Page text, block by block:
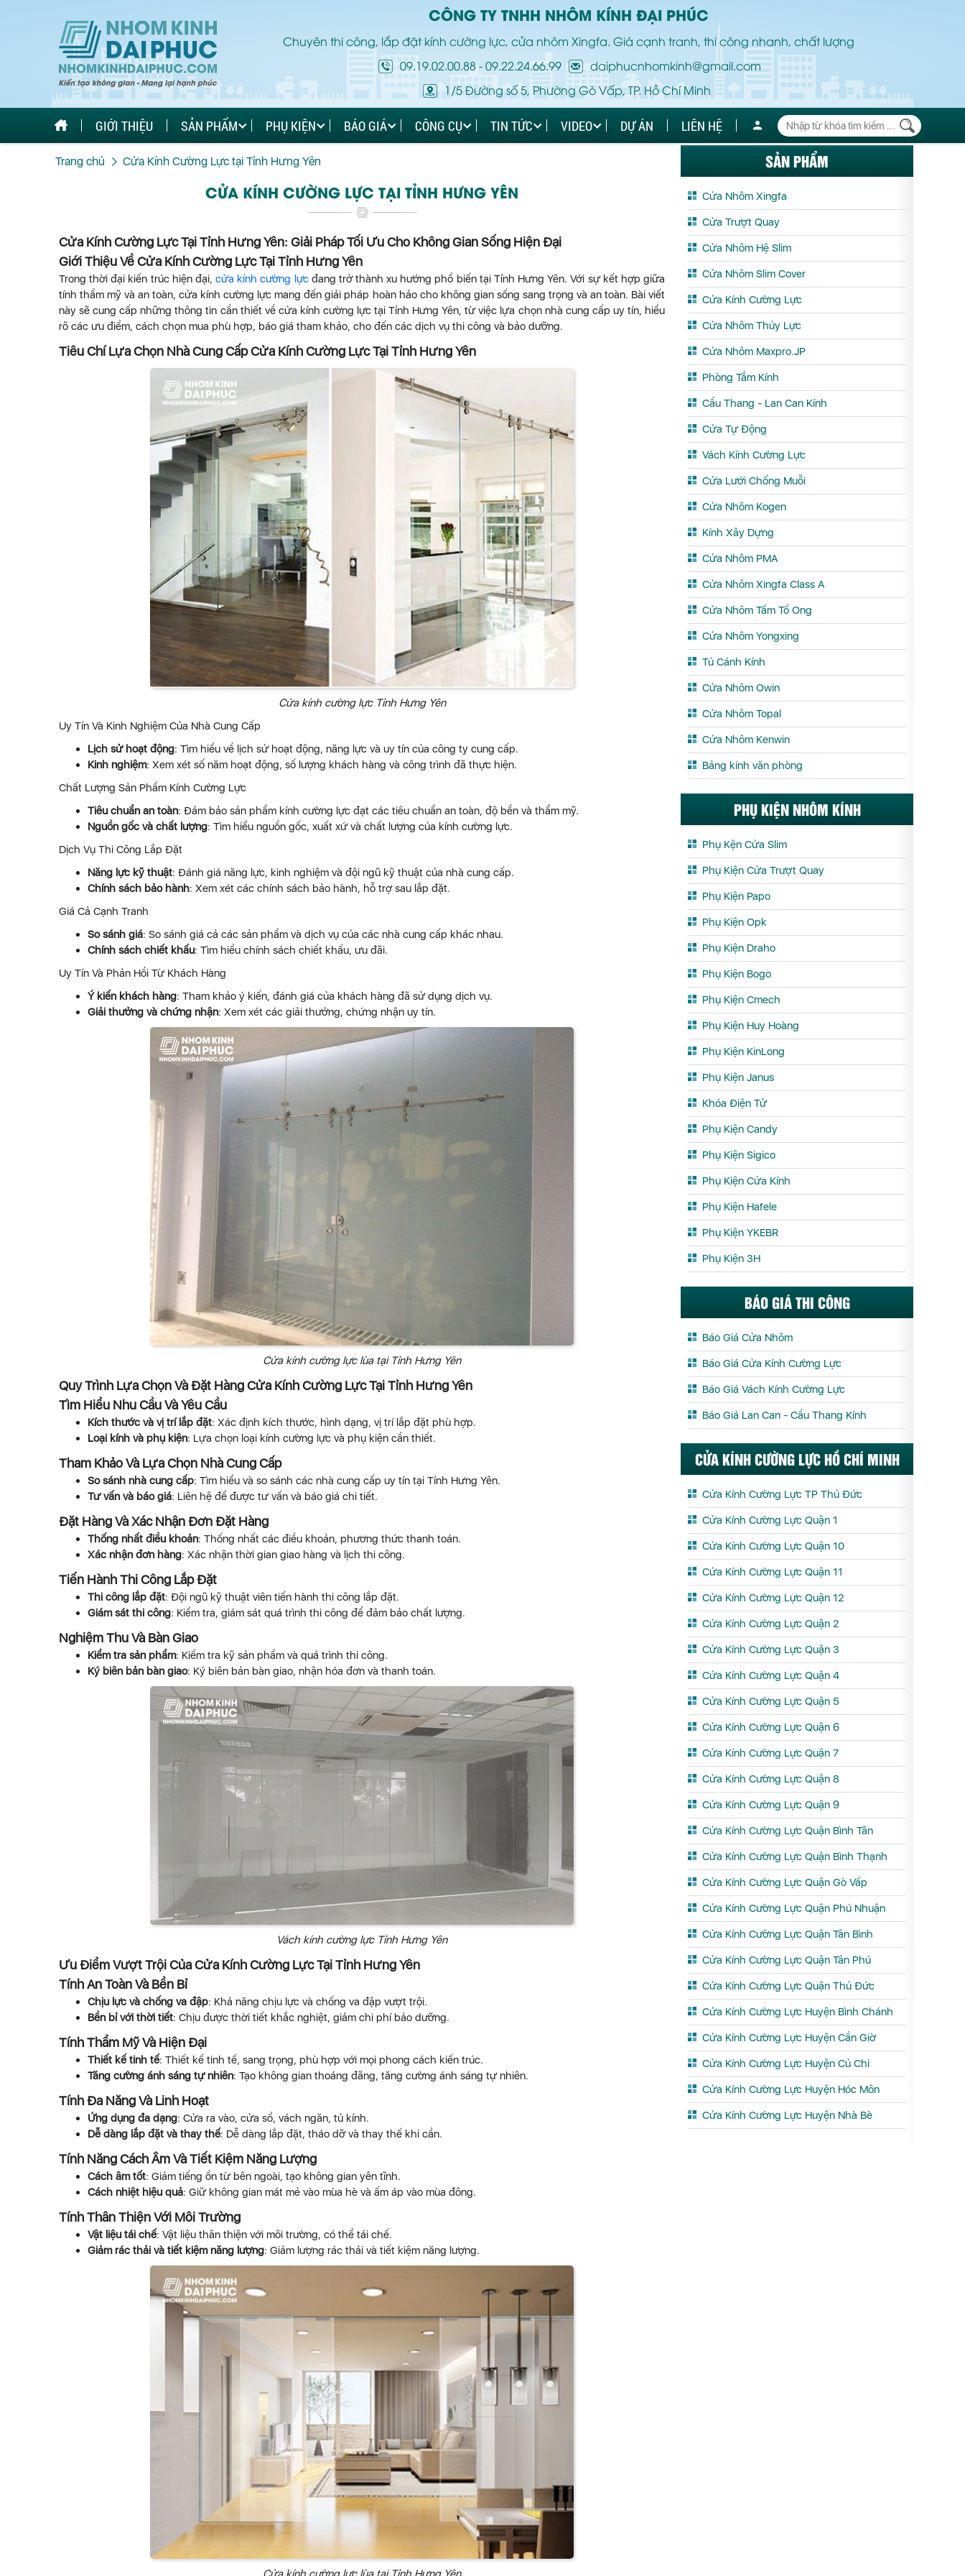
CÔNG TY TNHH NHÔM KÍNH ĐẠI PHÚC
Chuyên thi công, lắp đặt kính cường lực, cửa nhôm Xingfa. Giá cạnh tranh, thi công nhanh, chất lượng
09.19.02.00.88-09.22.24.66.99
daiphucnhomkinh@gmail.com
1/5 Đường số 5, Phường Gò Vấp, TP. Hồ Chí Minh
GIỚI THIỆU SẢN PHẨM PHỤ KIỆN BÁO GIÁ CÔNG CỤ TIN TỨC VIDEO DỰ ÁN LIÊN HỆ
Trang chủ Cửa Kính Cường Lực tại Tỉnh Hưng Yên
CỬA KÍNH CƯỜNG LỰC TẠI TỈNH HƯNG YÊN
Cửa Kính Cường Lực Tại Tỉnh Hưng Yên: Giải Pháp Tối Ưu Cho Không Gian Sống Hiện Đại
Giới Thiệu Về Cửa Kính Cường Lực Tại Tỉnh Hưng Yên
Trong thời đại kiến trúc hiện đại,cửa kính cường lựcđang trở thành xu hướng phổ biến tại Tỉnh Hưng Yên. Với sự kết hợp giữa
tính thẩm mỹ và an toàn, cửa kính cường lực mang đến giải pháp hoàn hảo cho không gian sống sang trọng và an toàn. Bài viết
này sẽ cung cấp những thông tin cần thiết về cửa kính cường lực tại Tỉnh Hưng Yên, từ việc lựa chọn nhà cung cấp uy tín, hiểu
rõ các ưu điểm, cách chọn mua phù hợp, báo giá tham khảo, cho đến các dịch vụ thi công và bảo dưỡng.
Tiêu Chí Lựa Chọn Nhà Cung Cấp Cửa Kính Cường Lực Tại Tỉnh Hưng Yên
Cửa kính cường lực Tỉnh Hưng Yên
Uy Tín Và Kinh Nghiệm Của Nhà Cung Cấp
Lịch sử hoạt động: Tìm hiểu về lịch sử hoạt động, năng lực và uy tín của công ty cung cấp.
Kinh nghiệm: Xem xét số năm hoạt động, số lượng khách hàng và công trình đã thực hiện.
Chất Lượng Sản Phẩm Kính Cường Lực
Tiêu chuẩn an toàn: Đảm bảo sản phẩm kính cường lực đạt các tiêu chuẩn an toàn, độ bền và thẩm mỹ.
Nguồn gốc và chất lượng: Tìm hiểu nguồn gốc, xuất xứ và chất lượng của kính cường lực.
Dịch Vụ Thi Công Lắp Đặt
Năng lực kỹ thuật: Đánh giá năng lực, kinh nghiệm và đội ngũ kỹ thuật của nhà cung cấp.
Chính sách bảo hành: Xem xét các chính sách bảo hành, hỗ trợ sau lắp đặt.
Giá Cả Cạnh Tranh
So sánh giá: So sánh giá cả các sản phẩm và dịch vụ của các nhà cung cấp khác nhau.
Chính sách chiết khấu: Tìm hiểu chính sách chiết khấu, ưu đãi.
Uy Tín Và Phản Hồi Từ Khách Hàng
Ý kiến khách hàng: Tham khảo ý kiến, đánh giá của khách hàng đã sử dụng dịch vụ.
Giải thưởng và chứng nhận: Xem xét các giải thưởng, chứng nhận uy tín.
Cửa kính cường lực lùa tại Tỉnh Hưng Yên
Quy Trình Lựa Chọn Và Đặt Hàng Cửa Kính Cường Lực Tại Tỉnh Hưng Yên
Tìm Hiểu Nhu Cầu Và Yêu Cầu
Kích thước và vị trí lắp đặt: Xác định kích thước, hình dạng, vị trí lắp đặt phù hợp.
Loại kính và phụ kiện: Lựa chọn loại kính cường lực và phụ kiện cần thiết.
Tham Khảo Và Lựa Chọn Nhà Cung Cấp
So sánh nhà cung cấp: Tìm hiểu và so sánh các nhà cung cấp uy tín tại Tỉnh Hưng Yên.
Tư vấn và báo giá: Liên hệ để được tư vấn và báo giá chi tiết.
Đặt Hàng Và Xác Nhận Đơn Đặt Hàng
Thống nhất điều khoản: Thống nhất các điều khoản, phương thức thanh toán.
Xác nhận đơn hàng: Xác nhận thời gian giao hàng và lịch thi công.
Tiến Hành Thi Công Lắp Đặt
Thi công lắp đặt: Đội ngũ kỹ thuật viên tiến hành thi công lắp đặt.
Giám sát thi công: Kiểm tra, giám sát quá trình thi công để đảm bảo chất lượng.
Nghiệm Thu Và Bàn Giao
Kiểm tra sản phẩm: Kiểm tra kỹ sản phẩm và quá trình thi công.
Ký biên bản bàn giao: Ký biên bản bàn giao, nhận hóa đơn và thanh toán.
Vách kính cường lực Tỉnh Hưng Yên
Ưu Điểm Vượt Trội Của Cửa Kính Cường Lực Tại Tỉnh Hưng Yên
Tính An Toàn Và Bền Bỉ
Chịu lực và chống va đập: Khả năng chịu lực và chống va đập vượt trội.
Bền bỉ với thời tiết: Chịu được thời tiết khắc nghiệt, giảm chi phí bảo dưỡng.
Tính Thẩm Mỹ Và Hiện Đại
Thiết kế tinh tế: Thiết kế tinh tế, sang trọng, phù hợp với mọi phong cách kiến trúc.
Tăng cường ánh sáng tự nhiên: Tạo không gian thoáng đãng, tăng cường ánh sáng tự nhiên.
Tính Đa Năng Và Linh Hoạt
Ứng dụng đa dạng: Cửa ra vào, cửa sổ, vách ngăn, tủ kính.
Dễ dàng lắp đặt và thay thế: Dễ dàng lắp đặt, tháo dỡ và thay thế khi cần.
Tính Năng Cách Âm Và Tiết Kiệm Năng Lượng
Cách âm tốt: Giảm tiếng ồn từ bên ngoài, tạo không gian yên tĩnh.
Cách nhiệt hiệu quả: Giữ không gian mát mẻ vào mùa hè và ấm áp vào mùa đông.
Tính Thân Thiện Với Môi Trường
Vật liệu tái chế: Vật liệu thân thiện với môi trường, có thể tái chế.
Giảm rác thải và tiết kiệm năng lượng: Giảm lượng rác thải và tiết kiệm năng lượng.
SẢN PHẨM
Cửa Nhôm Xingfa
Cửa Trượt Quay
Cửa Nhôm Hệ Slim
Cửa Nhôm Slim Cover
Cửa Kính Cường Lực
Cửa Nhôm Thủy Lực
Cửa Nhôm Maxpro.JP
Phòng Tắm Kính
Cầu Thang - Lan Can Kính
Cửa Tự Động
Vách Kính Cường Lực
Cửa Lưới Chống Muỗi
Cửa Nhôm Kogen
Kính Xây Dựng
Cửa Nhôm PMA
Cửa Nhôm Xingfa Class A
Cửa Nhôm Tấm Tổ Ong
Cửa Nhôm Yongxing
Tủ Cánh Kính
Cửa Nhôm Owin
Cửa Nhôm Topal
Cửa Nhôm Kenwin
Bảng kính văn phòng
PHỤ KIỆN NHÔM KÍNH
Phụ Kện Cửa Slim
Phụ Kiện Cửa Trượt Quay
Phụ Kiện Papo
Phụ Kiện Opk
Phụ Kiện Draho
Phụ Kiện Bogo
Phụ Kiện Cmech
Phụ Kiện Huy Hoàng
Phụ Kiện KinLong
Phụ Kiện Janus
Khóa Điện Tử
Phụ Kiện Candy
Phụ Kiện Sigico
Phụ Kiện Cửa Kính
Phụ Kiện Hafele
Phụ Kiện YKEBR
Phụ Kiện 3H
BÁO GIÁ THI CÔNG
Báo Giá Cửa Nhôm
Báo Giá Cửa Kính Cường Lực
Báo Giá Vách Kính Cường Lực
Báo Giá Lan Can - Cầu Thang Kính
CỬA KÍNH CƯỜNG LỰC HỒ CHÍ MINH
Cửa Kính Cường Lực TP Thủ Đức
Cửa Kính Cường Lực Quận 1
Cửa Kính Cường Lực Quận 10
Cửa Kính Cường Lực Quận 11
Cửa Kính Cường Lực Quận 12
Cửa Kính Cường Lực Quận 2
Cửa Kính Cường Lực Quận 3
Cửa Kính Cường Lực Quận 4
Cửa Kính Cường Lực Quận 5
Cửa Kính Cường Lực Quận 6
Cửa Kính Cường Lực Quận 7
Cửa Kính Cường Lực Quận 8
Cửa Kính Cường Lực Quận 9
Cửa Kính Cường Lực Quận Bình Tân
Cửa Kính Cường Lực Quận Bình Thạnh
Cửa Kính Cường Lực Quận Gò Vấp
Cửa Kính Cường Lực Quận Phú Nhuận
Cửa Kính Cường Lực Quận Tân Bình
Cửa Kính Cường Lực Quận Tân Phú
Cửa Kính Cường Lực Quận Thủ Đức
Cửa Kính Cường Lực Huyện Bình Chánh
Cửa Kính Cường Lực Huyện Cần Giờ
Cửa Kính Cường Lực Huyện Củ Chi
Cửa Kính Cường Lực Huyện Hóc Môn
Cửa Kính Cường Lực Huyện Nhà Bè